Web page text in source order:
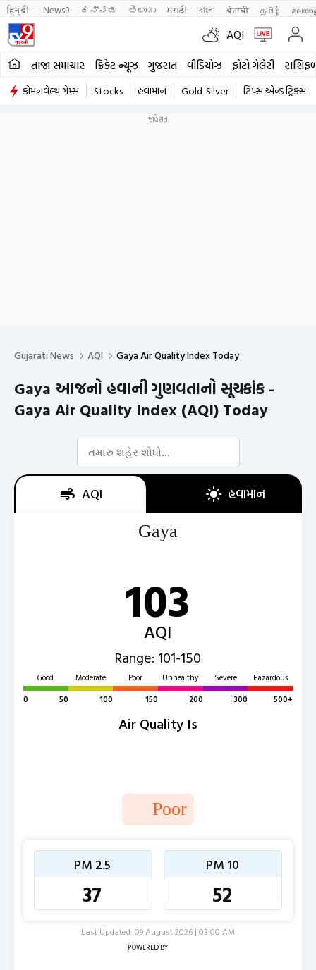
हिन्दी News9 ಕನ್ನಡ తెలుగు मराठी বাংলা ਪੰਜਾਬੀ தமிழ்
AQI
તાજા સમાચાર ક્રિકેટ ન્યૂઝ ગુજરાત વીડિયોઝ ફોટો ગેલેરી
કોમનવેલ્થ ગેમ્સ Stocks હવામાન Gold-Silver ટિપ્સ એન્ડ ટ્રિક્સ
Gujarati News AQI Gaya Air Quality Index Today
Gaya આજનો હવાની ગુણવતાનો સૂચકાંક -
Gaya Air Quality Index (AQI) Today
AQI હવામાન
Gaya
103
AQI
Range: 101-150
Good
0
50
Moderate
100
Poor
150
Unhealthy
200
Severe
300
Hazardous
500+
Air Quality Is
Poor
PM 2.5
37
PM 10
52
Last Updated: 09 August 2026 | 03:00 AM
POWERED BY